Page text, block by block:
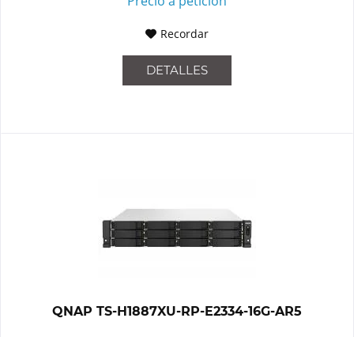
Recordar
DETALLES
QNAP TS-H1887XU-RP-E2334-16G-AR5